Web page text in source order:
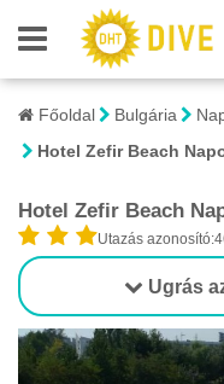
Főoldal Bulgária
Hotel Zefir Beach
Hotel Zefir Beach
Utazás
Ugrás